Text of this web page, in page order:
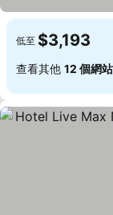
低至 $3,193
查看其他 12 個網站